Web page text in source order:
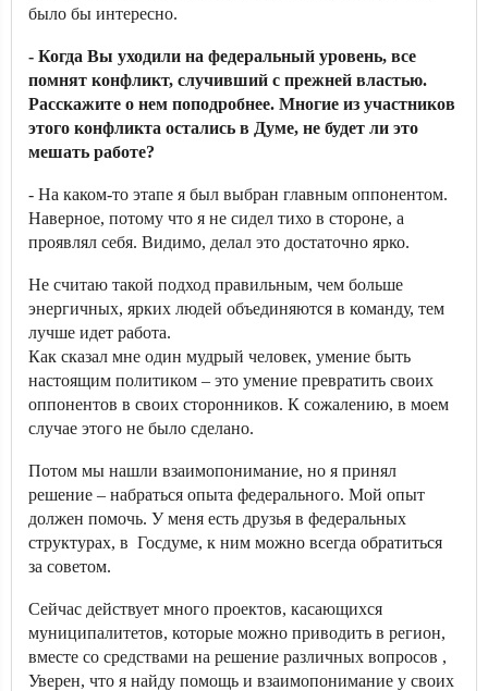
было бы интересно.
- Когда Вы уходили на федеральный уровень, все
помнят конфликт, случивший с прежней властью.
Расскажите о нем поподробнее. Многие из участников
этого конфликта остались в Думе, не будет ли это
мешать работе?
- На каком-то этапе я был выбран главным оппонентом.
Наверное, потому что я не сидел тихо в стороне, а
проявлял себя. Видимо, делал это достаточно ярко.
Не считаю такой подход правильным, чем больше
энергичных, ярких людей объединяются в команду, тем
лучше идет работа.
Как сказал мне один мудрый человек, умение быть
настоящим политиком – это умение превратить своих
оппонентов в своих сторонников. К сожалению, в моем
случае этого не было сделано.
Потом мы нашли взаимопонимание, но я принял
решение – набраться опыта федерального. Мой опыт
должен помочь. У меня есть друзья в федеральных
структурах, в Госдуме, к ним можно всегда обратиться
за советом.
Сейчас действует много проектов, касающихся
муниципалитетов, которые можно приводить в регион,
вместе со средствами на решение различных вопросов ,
Уверен, что я найду помощь и взаимопонимание у своих